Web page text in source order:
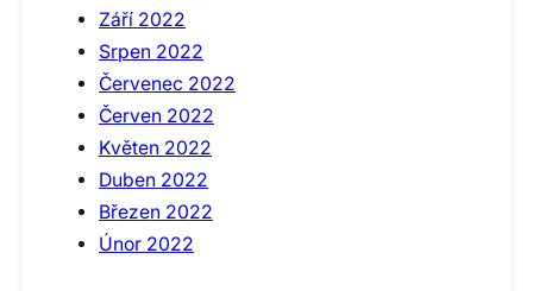
Září 2022
Srpen 2022
Červenec 2022
Červen 2022
Květen 2022
Duben 2022
Březen 2022
Únor 2022